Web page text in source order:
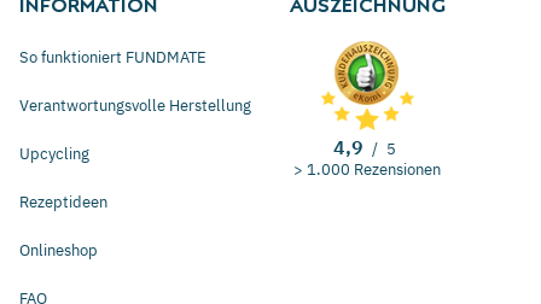
So funktioniert FUNDMATE
Verantwortungsvolle Herstellung
Upcycling
Rezeptideen
Onlineshop
FAQ
4,9 / 5
> 1.000 Rezensionen